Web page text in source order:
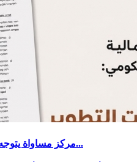
مركز مساواة يتوجه للجنة المالية ويطالبها بعدم تمرير...